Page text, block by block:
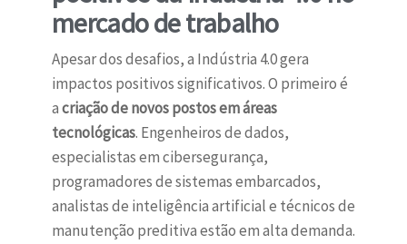
mercado de trabalho
Apesar dos desafios, a Indústria 4.0 gera
impactos positivos significativos. O primeiro é
acriação de novos postos em áreas
tecnológicas. Engenheiros de dados,
especialistas em cibersegurança,
programadores de sistemas embarcados,
analistas de inteligência artificial e técnicos de
manutenção preditiva estão em alta demanda.